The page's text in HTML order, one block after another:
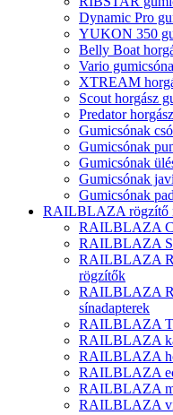
Dynamic Pro
YUKON 350
Belly Boat
Vario
XTREAM
Scout horgász
Predator
Gumicsónak
Gumicsónak
Gumicsónak
Gumicsónak
Gumicsónak
RAILBLAZA rögzítő
RAILBLAZA
RAILBLAZA
RAILBLAZA
rögzítők
RAILBLAZA
sínadapterek
RAILBLAZA T-
RAILBLAZA
RAILBLAZA
RAILBLAZA
RAILBLAZA
RAILBLAZA